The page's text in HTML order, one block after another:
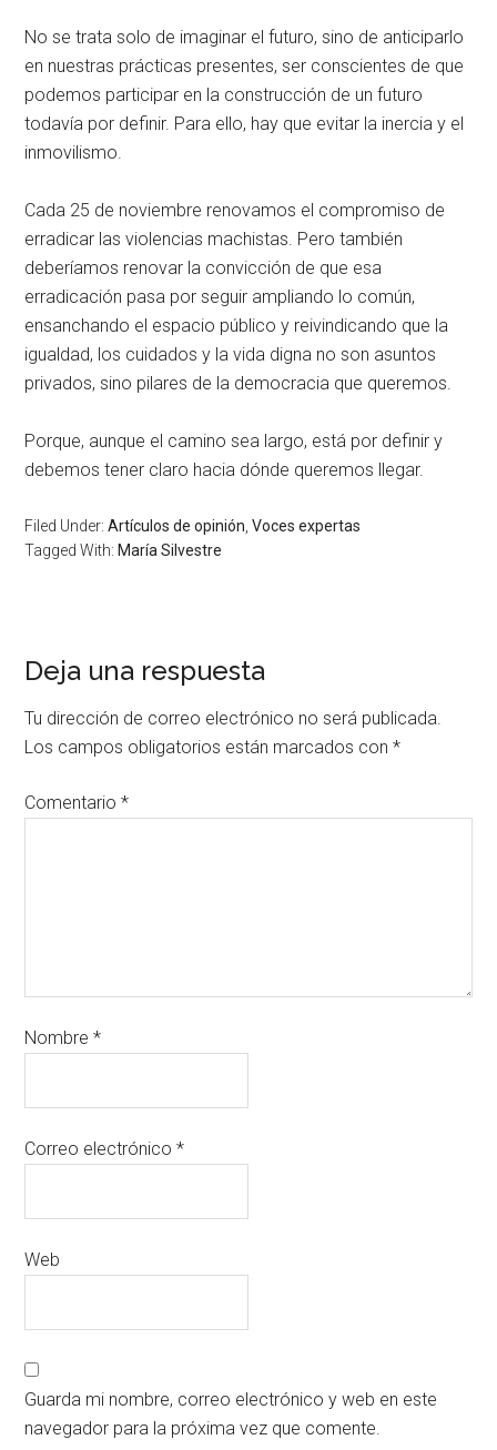
No se trata solo de imaginar el futuro, sino de anticiparlo
en nuestras prácticas presentes, ser conscientes de que
podemos participar en la construcción de un futuro
todavía por definir. Para ello, hay que evitar la inercia y el
inmovilismo.
Cada 25 de noviembre renovamos el compromiso de
erradicar las violencias machistas. Pero también
deberíamos renovar la convicción de que esa
erradicación pasa por seguir ampliando lo común,
ensanchando el espacio público y reivindicando que la
igualdad, los cuidados y la vida digna no son asuntos
privados, sino pilares de la democracia que queremos.
Porque, aunque el camino sea largo, está por definir y
debemos tener claro hacia dónde queremos llegar.
Filed Under:Artículos de opinión ,Voces expertas
Tagged With: María Silvestre
Deja una respuesta
Tu dirección de correo electrónico no será publicada.
Los campos obligatorios están marcados con*
Comentario*
Nombre*
Correo electrónico*
Web
Guarda mi nombre, correo electrónico y web en este
navegador para la próxima vez que comente.